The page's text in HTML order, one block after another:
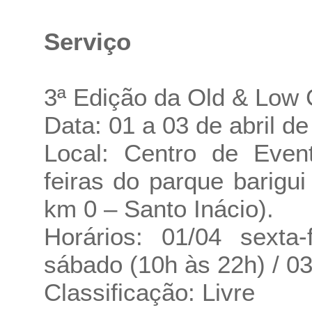
Serviço
3ª Edição da Old & Low
Data: 01 a 03 de abril
Local: Centro de
feiras do parque
km 0 – Santo Inácio).
Horários: 01/04
sábado (10h às 22h) /
Classificação: Livre